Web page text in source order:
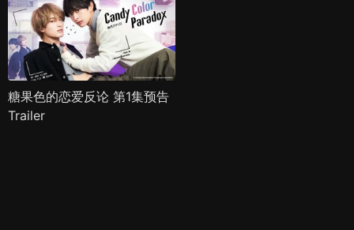
糖果色的恋爱反论 第1集预告
Trailer